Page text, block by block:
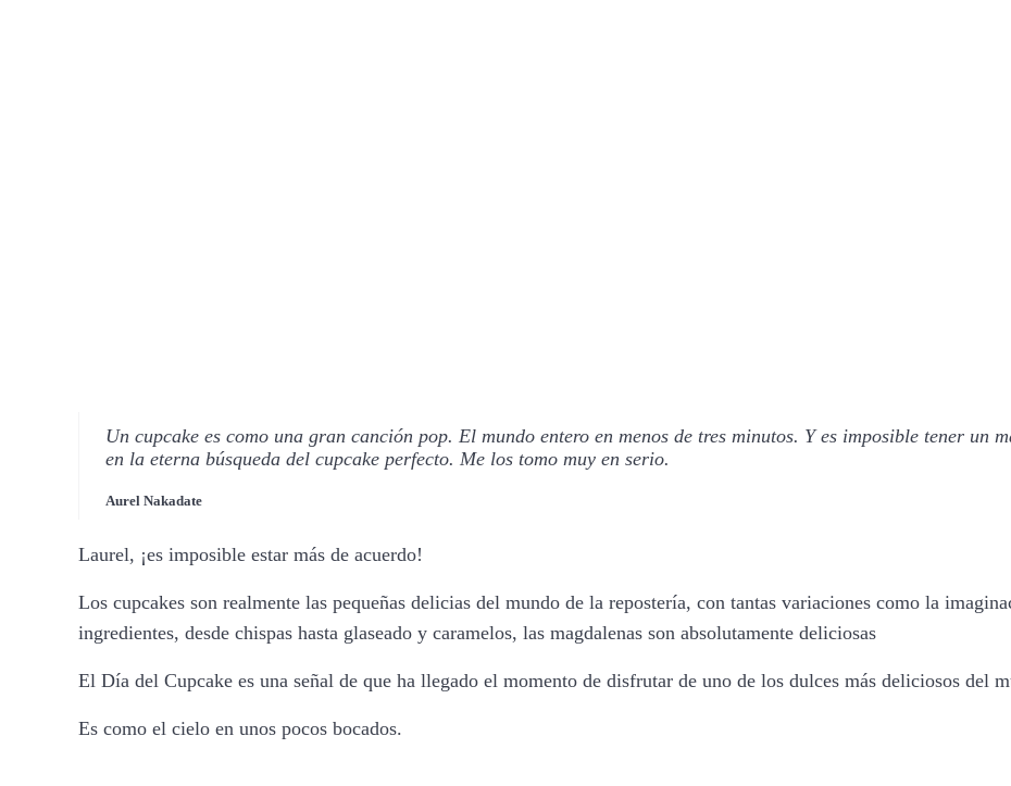
Un cupcake es como una gran canción pop. El mundo entero en menos de tres minutos. Y es imposible tener un
en la eterna búsqueda del cupcake perfecto. Me los tomo muy en serio.
Aurel Nakadate
Laurel, ¡es imposible estar más de acuerdo!
Los cupcakes son realmente las pequeñas delicias del mundo de la repostería, con tantas variaciones como la
ingredientes, desde chispas hasta glaseado y caramelos, las magdalenas son absolutamente deliciosas
El Día del Cupcake es una señal de que ha llegado el momento de disfrutar de uno de los dulces más deliciosos del
Es como el cielo en unos pocos bocados.